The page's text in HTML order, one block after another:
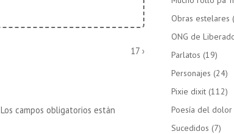
La
17 ›
Los campos obligatorios están
Obras estelares
ONG de
Parlatos (19)
Personajes (24)
Pixie dixit (112)
Poesía del dolor
Sucedidos (7)